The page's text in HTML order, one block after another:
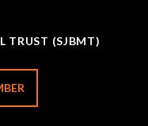
TRUST (SJBMT)